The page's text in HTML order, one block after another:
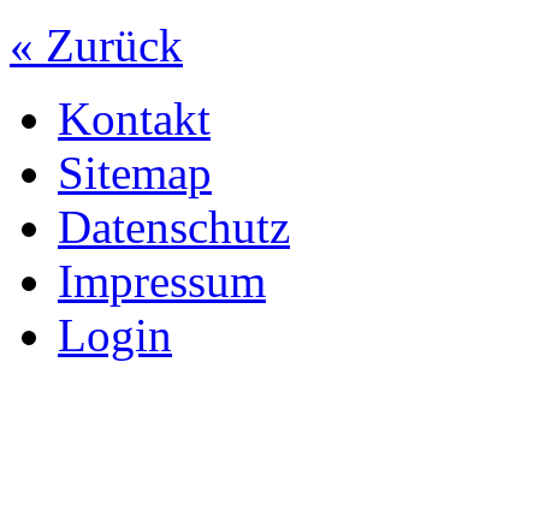
« Zurück
Kontakt
Sitemap
Datenschutz
Impressum
Login